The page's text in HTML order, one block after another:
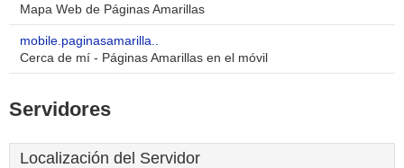
Mapa Web de Páginas Amarillas
mobile.paginasamarilla..
Cerca de mí - Páginas Amarillas en el móvil
Servidores
Localización del Servidor